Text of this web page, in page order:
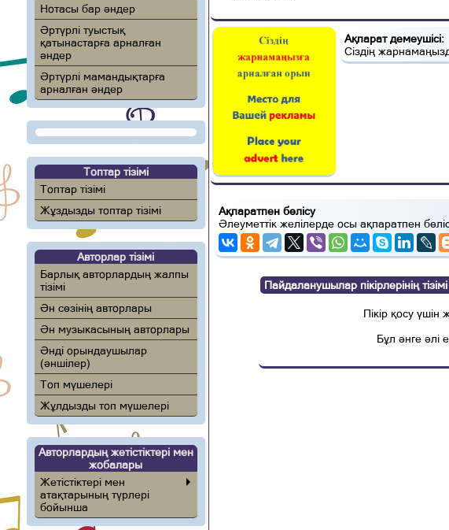
Нотасы бар әндер
Әртүрлі туыстық
қатынастарға арналған
әндер
Әртүрлі мамандықтарға
арналған әндер
Топтар тізімі
Топтар тізімі
Жұздызды топтар тізімі
Авторлар тізімі
Барлық авторлардың жалпы
тізімі
Ән сөзінің авторлары
Ән музыкасының авторлары
Әнді орындаушылар
(әншілер)
Топ мүшелері
Жұлдызды топ мүшелері
Авторлардың жетістіктері мен
жобалары
Жетістіктері мен
атақтарының түрлері
бойынша
Ақпарат демеушісі:
Сіздің
Ақпаратпен бөлісу
Әлеуметтік желілерде осы ақпаратпен
Пайдаланушылар пікірлерінің тізімі
Пікір қосу үшін
Бұл әнге әлі